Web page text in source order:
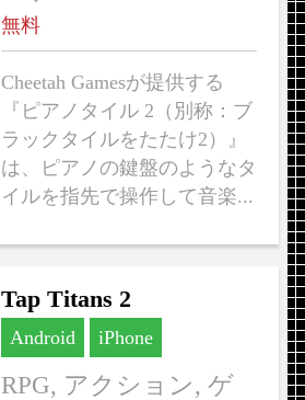
無料
Cheetah Gamesが提供する
『ピアノタイル 2（別称：ブ
ラックタイルをたたけ2）』
は、ピアノの鍵盤のようなタ
イルを指先で操作して音楽...
Tap Titans 2
Android iPhone
RPG, アクション, ゲ